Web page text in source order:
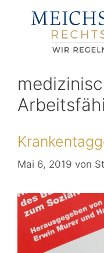
Mai 6, 2019 von